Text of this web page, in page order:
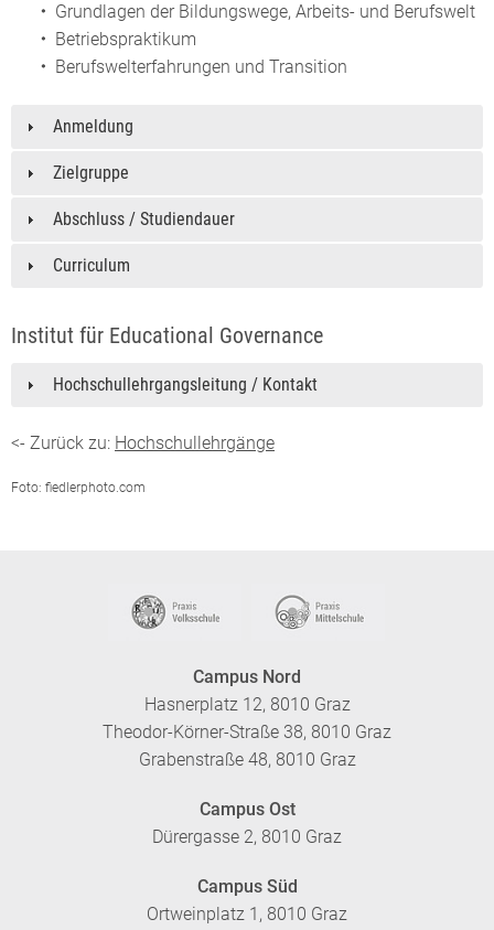
Grundlagen der Bildungswege, Arbeits- und Berufswelt
Betriebspraktikum
Berufswelterfahrungen und Transition
Anmeldung
Zielgruppe
Abschluss / Studiendauer
Curriculum
Institut für Educational Governance
Hochschullehrgangsleitung / Kontakt
<- Zurück zu: Hochschullehrgänge
Foto: fiedlerphoto.com
Campus Nord
Hasnerplatz 12, 8010 Graz
Theodor-Körner-Straße 38, 8010 Graz
Grabenstraße 48, 8010 Graz
Campus Ost
Dürergasse 2, 8010 Graz
Campus Süd
Ortweinplatz 1, 8010 Graz